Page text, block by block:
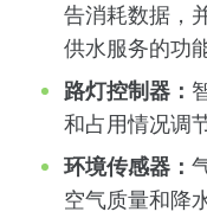
告消耗数据，
供水服务的功
路灯控制器：
和占用情况调
环境传感器：
空气质量和降